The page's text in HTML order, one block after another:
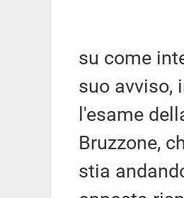
su come
suo avviso,
l'esame
Bruzzone,
stia